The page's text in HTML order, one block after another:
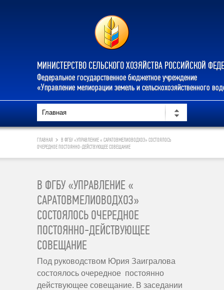
МИНИСТЕРСТВО СЕЛЬСКОГО ХОЗЯЙСТВА РОССИЙСКОЙ
Федеральное государственное бюджетное учреждение
«Управление мелиорации земель и сельскохозяйственного
ГЛАВНАЯ
В ФГБУ «УПРАВЛЕНИЕ « САРАТОВМЕЛИОВОДХОЗ» СОСТОЯЛОСЬ
ОЧЕРЕДНОЕ ПОСТОЯННО-ДЕЙСТВУЮЩЕЕ СОВЕЩАНИЕ
В ФГБУ «УПРАВЛЕНИЕ «
САРАТОВМЕЛИОВОДХОЗ»
СОСТОЯЛОСЬ ОЧЕРЕДНОЕ
ПОСТОЯННО-ДЕЙСТВУЮЩЕЕ
СОВЕЩАНИЕ
Под руководством Юрия Заигралова
состоялось очередное постоянно
действующее совещание. В заседании